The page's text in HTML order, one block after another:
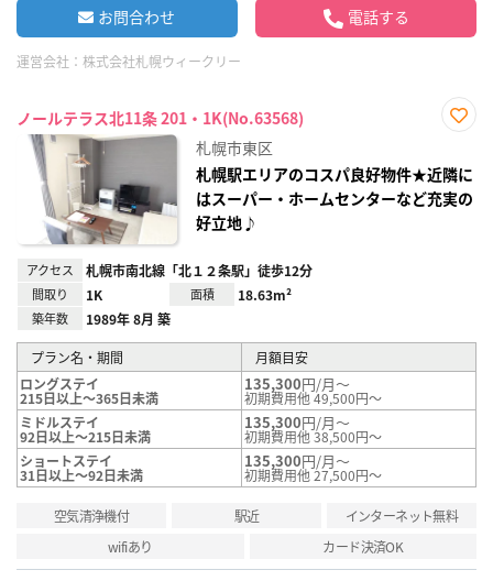
お問合わせ 電話する
運営会社： 株式会社札幌ウィークリー
ノールテラス北11条 201・1K(No.63568)
り登
録
札幌市東区
札幌駅エリアのコスパ良好物件★近隣に
はスーパー・ホームセンターなど充実の
好立地♪
アクセス 札幌市南北線「北１２条駅」徒歩12分
間取り 1K 面積 18.63m²
築年数 1989年 8月 築
プラン名・期間
月額目安
ロングステイ
215日以上～365日未満
135,300円/月～
初期費用他 49,500円～
ミドルステイ
92日以上～215日未満
135,300円/月～
初期費用他 38,500円～
ショートステイ
31日以上～92日未満
135,300円/月～
初期費用他 27,500円～
空気清浄機付 駅近
インターネット無料
wifiあり
カード決済OK